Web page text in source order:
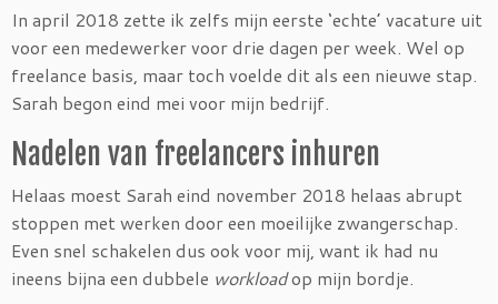
In april 2018 zette ik zelfs mijn eerste ‘echte’ vacature uit
voor een medewerker voor drie dagen per week. Wel op
freelance basis, maar toch voelde dit als een nieuwe stap.
Sarah begon eind mei voor mijn bedrijf.
Nadelen van freelancers inhuren
Helaas moest Sarah eind november 2018 helaas abrupt
stoppen met werken door een moeilijke zwangerschap.
Even snel schakelen dus ook voor mij, want ik had nu
ineens bijna een dubbele workloadop mijn bordje.